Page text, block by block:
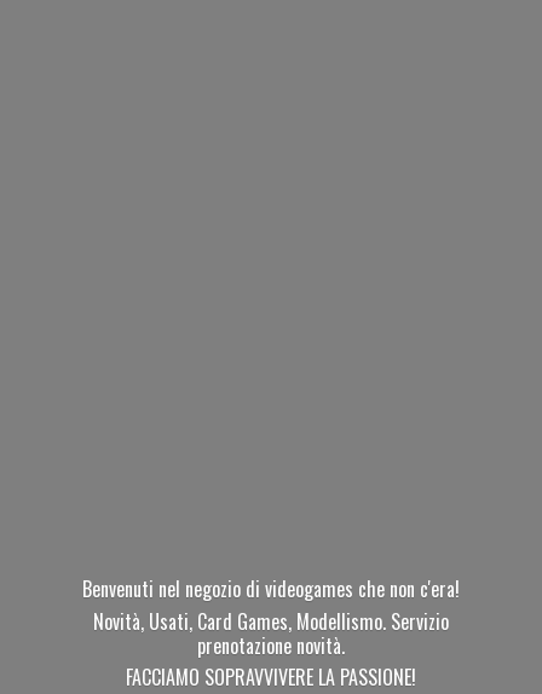
Benvenuti nel negozio di videogames che non c'era!
Novità, Usati, Card Games, Modellismo. Servizio
prenotazione novità.
FACCIAMO SOPRAVVIVERE LA PASSIONE!